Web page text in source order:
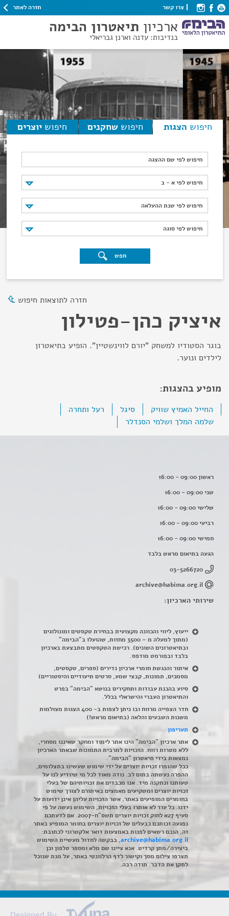
צרו קשר חזרה לאתר
ארכיון תיאטרון הבימה
בנדיבות: עדנה וארנן גבריאלי
חיפוש הצגות חיפוש שחקנים חיפוש יוצרים
חיפוש לפי שם ההצגה
חיפוש לפי א - ב
חיפוש לפי א - ב
חיפוש לפי שנת ההעלאה
חיפוש לפי שנת ההעלאה
חיפוש לפי סוגה
חיפוש לפי סוגה
חפש
חזרה לתוצאות חיפוש
איציק כהן-פטילון
בוגר הסטודיו למשחק "יורם לווינשטיין". הופיע בתיאטרון
לילדים ונוער.
מופיע בהצגות:
החייל האמיץ שוויק סיגל
רעל ותחרה
שלמה המלך ושלמי הסנדלר
ראשון 09:00 - 16:00
שני 09:00 - 16:00
שלישי 09:00 - 16:00
רביעי 09:00 - 16:00
חמישי 09:00 - 16:00
הגעה בתיאום מראש בלבד
03-5266720
archive@habima.org.il
שירותי הארכיון:
ייעוץ, ליווי והכוונה מקצועית בבחירת טקסטים ומונולוגים
(מתוך למעלה מ – 3500 מחזות, שהועלו ב"הבימה"
ובתיאטרונים השונים). רכישת הטקסטים מתבצעת בארכיון
בלבד ובפורמט מודפס.
איתור והנגשת חומרי ארכיון נדירים (ספרים, טקסטים,
מסמכים, תמונות, קבצי שמע, סרטים תיעודיים והיסטוריים)
סיוע בהכנת עבודות ותחקירים בנושא "הבימה" בפרט
והתיאטרון העברי והישראלי בכלל.
חדר הצפייה מרווח ובו ניתן לצפות ב- 400 הצגות מצולמות
משנות השבעים והלאה (בתיאום מראש!)
תעריפון
אתר ארכיון "הבימה" הינו אתר לימוד ומחקר שאיננו מסחרי,
ללא מטרות רווח. הזכויות למרבית התמונות שבאתר הארכיון
נמצאות בידי תיאטרון "הבימה".
ככל שהופרו זכויות יוצרים על ידי שימוש שעשינו בתצלומים,
ההפרה נעשתה בתום לב. נודה מאוד לכל מי שיודיע לנו על
טעותנו ונתקנה מיד. אנו מכבדים את זכויותיהם של בעלי
זכויות יוצרים ומשקיעים מאמצים באיתורם לצורך שימוש
בחומרים המופיעים באתר, אשר הזכויות עליהן אינן ידועות על
ידנו. כל עוד לא אותרו בעלי הזכויות, השימוש נעשה על פי
סעיף 27א לחוק זכויות יוצרים תשס"ח-2007. אם לדעתכם
נפגעה זכותכם כבעלים של זכויות יוצרים בחומר המופיע באתר
זה, הנכם רשאים לפנות באמצעות דואר אלקטרוני לכתובת:
archive@habima.org.il, בבקשה לחדול מעשיית השימוש
ביצירה/מתן קרדיט. אנא ציינו שם מלא ומספר טלפון וכן
תצרפו צילום מסך וקישור לדף הרלוונטי באתר, על מנת שנוכל
לתקן את הדבר. תודה רבה.